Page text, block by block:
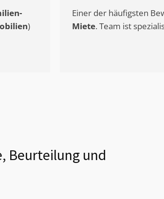
)
Einer der häufigsten
Miete. Team ist
Beurteilung und